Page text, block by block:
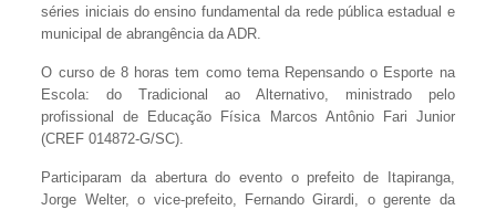
séries iniciais do ensino fundamental da rede pública estadual e
municipal de abrangência da ADR.
O curso de 8 horas tem como tema Repensando o Esporte na
Escola: do Tradicional ao Alternativo, ministrado pelo
profissional de Educação Física Marcos Antônio Fari Junior
(CREF 014872-G/SC).
Participaram da abertura do evento o prefeito de Itapiranga,
Jorge Welter, o vice-prefeito, Fernando Girardi, o gerente da